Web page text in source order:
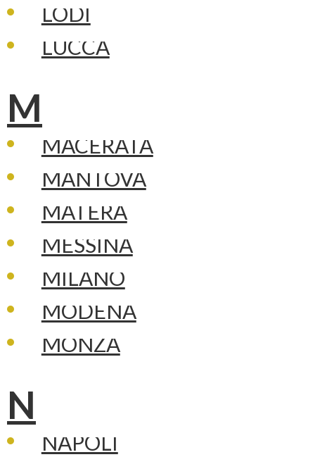
LODI
LUCCA
M
MACERATA
MANTOVA
MATERA
MESSINA
MILANO
MODENA
MONZA
N
NAPOLI